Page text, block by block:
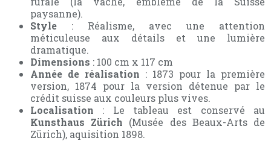
paysanne).
Style : Réalisme, avec une attention
méticuleuse aux détails et une lumière
dramatique.
Dimensions : 100 cm x 117 cm
Année de réalisation : 1873 pour la première
version, 1874 pour la version détenue par le
crédit suisse aux couleurs plus vives.
Localisation : Le tableau est conservé au
Kunsthaus Zürich (Musée des Beaux-Arts de
Zürich), aquisition 1898.